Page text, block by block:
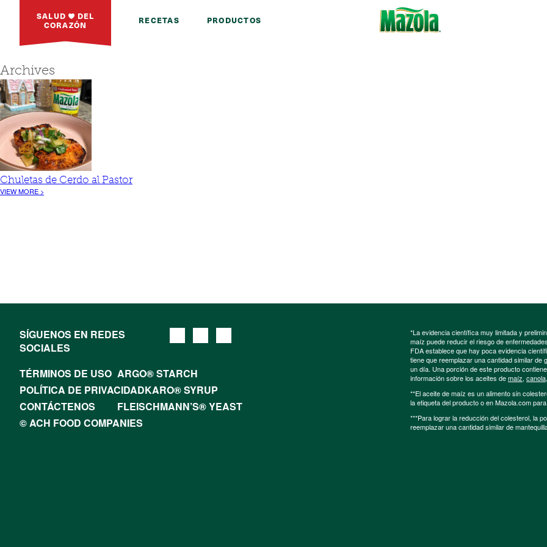
SALUD DEL
CORAZÓN RECETAS PRODUCTOS
Archives
Chuletas de Cerdo al Pastor
VIEW MORE >
SÍGUENOS EN REDES
SOCIALES
TÉRMINOS DE USO ARGO® STARCH
POLÍTICA DE PRIVACIDADKARO® SYRUP
CONTÁCTENOS
FLEISCHMANN’S® YEAST
© ACH FOOD COMPANIES
*La evidencia científica muy limitada y
maíz puede reducir el riesgo de
FDA establece que hay poca evidencia
tiene que reemplazar una cantidad similar
un día. Una porción de este producto
información sobre los aceites demaíz, canola,
**El aceite de maíz es un alimento sin
la etiqueta del producto o en Mazola.com
***Para lograr la reducción del colesterol, la
reemplazar una cantidad similar de